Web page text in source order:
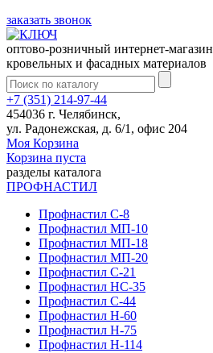
заказать звонок
оптово-розничный интернет-магазин
кровельных и фасадных материалов
+7 (351) 214-97-44
454036 г. Челябинск,
ул. Радонежская, д. 6/1, офис 204
Моя Корзина
Корзина пуста
разделы каталога
ПРОФНАСТИЛ
Профнастил С-8
Профнастил МП-10
Профнастил МП-18
Профнастил МП-20
Профнастил С-21
Профнастил НС-35
Профнастил С-44
Профнастил Н-60
Профнастил Н-75
Профнастил Н-114